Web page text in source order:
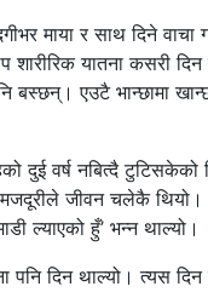
माया र साथ दिने
शारीरिक यातना कसरी
एउटै भान्छामा
दुई वर्ष नबित्दै टुटिसकेको
जीवन चलेकै थियो।
ल्याएको हुँ’ भन्न थाल्यो।
पनि दिन थाल्यो। त्यस